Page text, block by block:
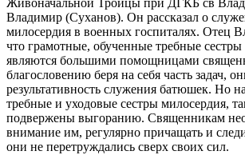
Живоначальной Троицы при ДГКБ св
Владимир (Суханов). Он рассказал о
милосердия в военных госпиталях. Отец
что грамотные, обученные требные
являются большими помощницами
благословению беря на себя часть задач,
результативность служения батюшек. Но
требные и уходовые сестры милосердия,
подвержены выгоранию. Священникам
внимание им, регулярно причащать и
они не перетруждались сверх своих сил.